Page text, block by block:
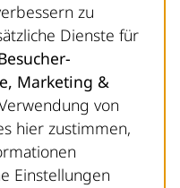
zu
Dienste für
Marketing &
von
hier zustimmen,
Einstellungen